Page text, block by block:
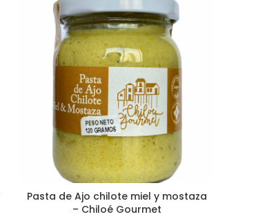
Pasta de Ajo chilote miel y mostaza
– Chiloé Gourmet